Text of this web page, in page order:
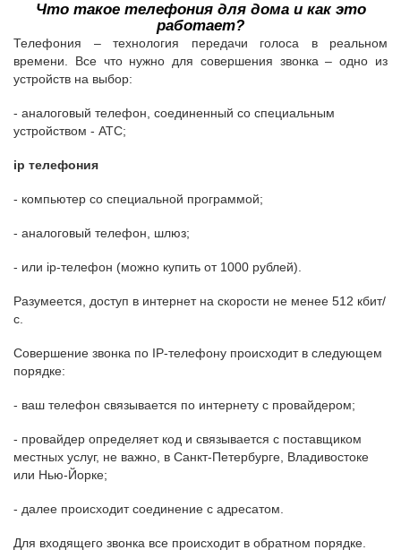
Что такоетелефония для дома и как это
работает?
Телефония – технология передачи голоса в реальном
времени. Все что нужно для совершения звонка – одно из
устройств на выбор:
- аналоговый телефон, соединенный со специальным
устройством - АТС;
ip телефония
- компьютер со специальной программой;
- аналоговый телефон, шлюз;
- или ip-телефон (можно купить от 1000 рублей).
Разумеется, доступ в интернет на скорости не менее 512 кбит/
с.
Совершение звонка по IP-телефону происходит в следующем
порядке:
- ваш телефон связывается по интернету с провайдером;
- провайдер определяет код и связывается с поставщиком
местных услуг, не важно, в Санкт-Петербурге, Владивостоке
или Нью-Йорке;
- далее происходит соединение с адресатом.
Для входящего звонка все происходит в обратном порядке.